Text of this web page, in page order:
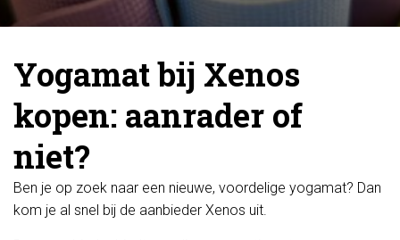
A
Yogamat bij Xenos
kopen: aanrader of
niet?
Ben je op zoek naar een nieuwe, voordelige yogamat? Dan
kom je al snel bij de aanbieder Xenos uit.